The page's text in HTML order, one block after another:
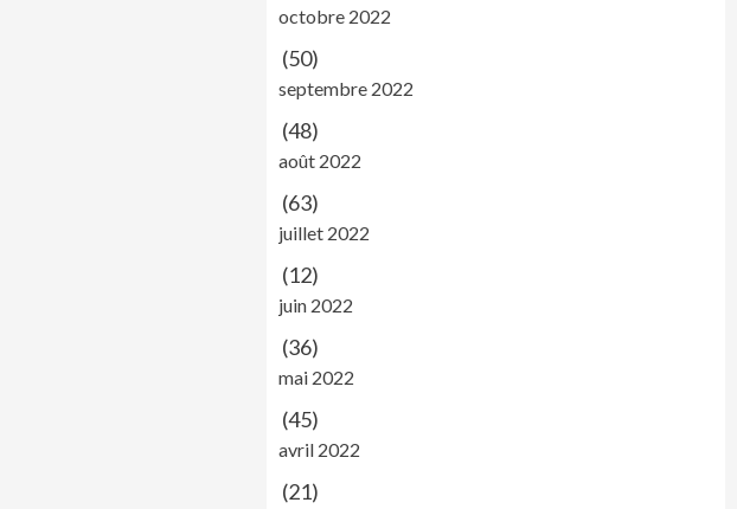
octobre 2022
(50)
septembre 2022
(48)
août 2022
(63)
juillet 2022
(12)
juin 2022
(36)
mai 2022
(45)
avril 2022
(21)